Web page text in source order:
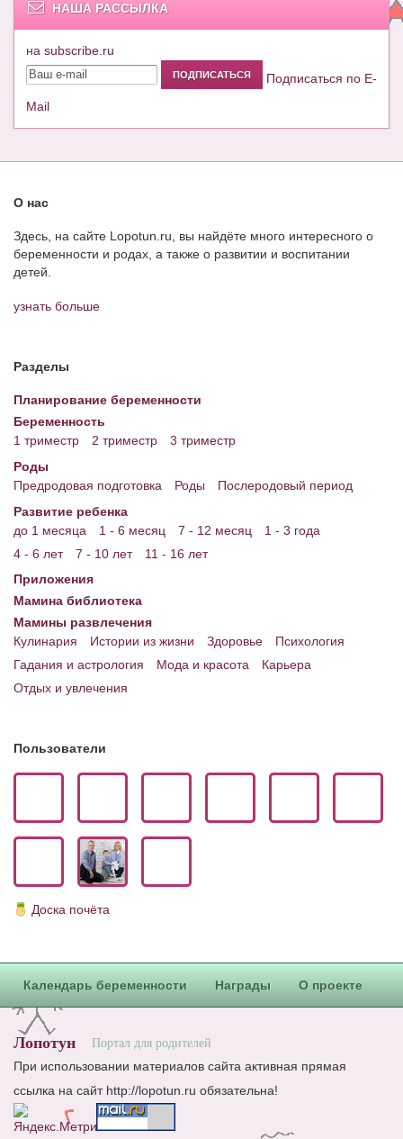
НАША РАССЫЛКА
на subscribe.ru
Подписаться по E-
Mail
О нас
Здесь, на сайте Lopotun.ru, вы найдёте много интересного о
беременности и родах, а также о развитии и воспитании
детей.
узнать больше
Разделы
Планирование беременности
Беременность
1 триместр
2 триместр
3 триместр
Роды
Предродовая подготовка
Роды
Послеродовый период
Развитие ребенка
до 1 месяца
1 - 6 месяц 7 - 12 месяц
1 - 3 года
4 - 6 лет
7 - 10 лет
11 - 16 лет
Приложения
Мамина библиотека
Мамины развлечения
Кулинария
Истории из жизни Здоровье
Психология
Гадания и астрология
Мода и красота
Карьера
Отдых и увлечения
Пользователи
Доска почёта
Календарь беременности Награды О проекте
Лопотун Портал для родителей
При использовании материалов сайта активная прямая
ссылка на сайт http://lopotun.ru обязательна!